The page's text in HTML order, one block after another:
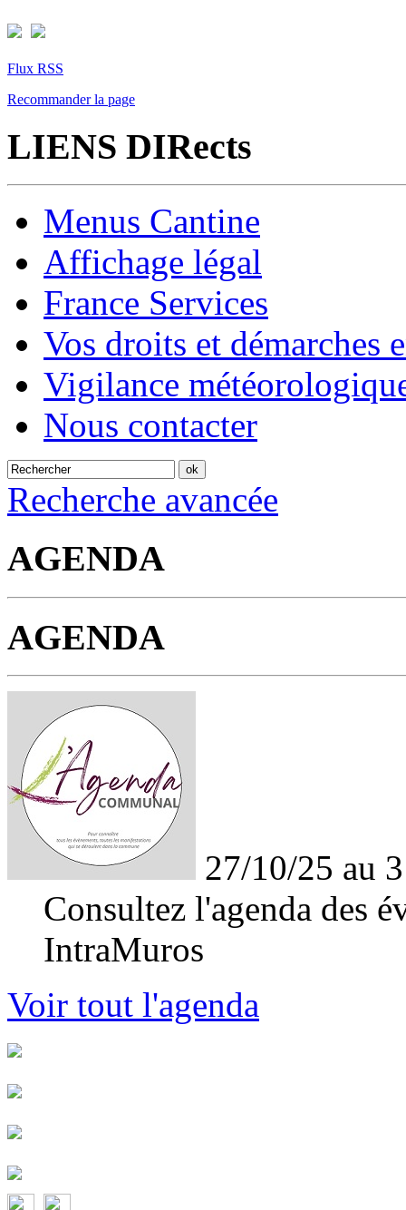
Flux RSS
Recommander la page
LIENS DIRects
Menus Cantine
Affichage légal
France Services
Vos droits et démarches
Vigilance
Nous contacter
Recherche avancée
AGENDA
AGENDA
27/10/25 au
Consultez l'agenda des
IntraMuros
Voir tout l'agenda